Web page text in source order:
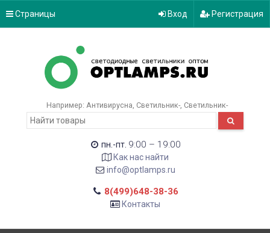
Страницы Вход Регистрация
Например: Антивирусна Светильник- Светильник-
пн.-пт. 9:00 – 19:00
Как нас найти
info@optlamps.ru
8(499)648-38-36
Контакты